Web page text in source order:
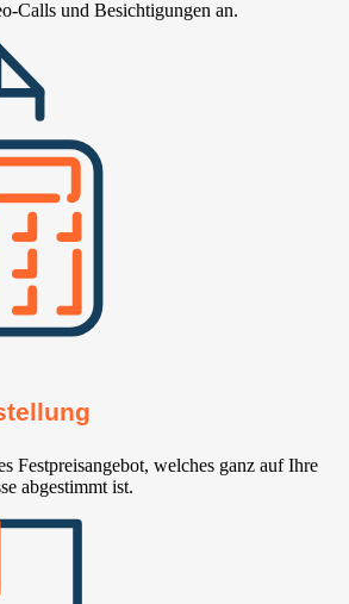
Calls und Besichtigungen an.
Festpreisangebot, welches ganz auf Ihre
abgestimmt ist.